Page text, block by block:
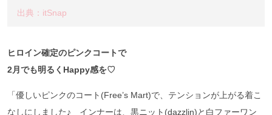
出典：itSnap
ヒロイン確定のピンクコートで
2月でも明るくHappy感を♡
「優しいピンクのコート(Free’s Mart)で、テンションが上がる着こ
なしにしました♪ インナーは、黒ニット(dazzlin)と白ファーワン